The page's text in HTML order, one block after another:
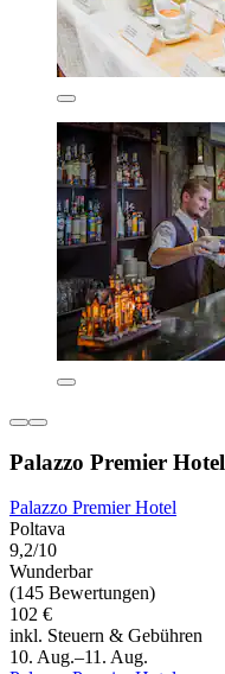
Palazzo Premier Hotel
Palazzo Premier Hotel
Poltava
9,2/10
Wunderbar
(145 Bewertungen)
102 €
inkl. Steuern & Gebühren
10. Aug.–11. Aug.